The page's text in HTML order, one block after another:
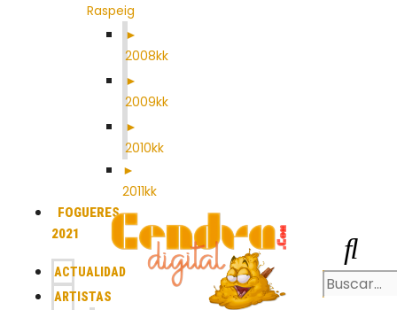
Raspeig
►
2008kk
►
2009kk
►
2010kk
►
2011kk
FOGUERES
2021
ACTUALIDAD
ARTISTAS